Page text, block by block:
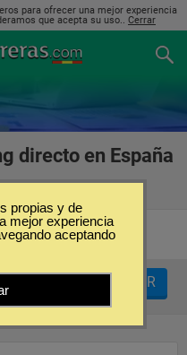
para ofrecer una mejor experiencia
que acepta su uso.. Cerrar
directo en España
FILTRAR
propias y de
mejor experiencia
aceptando